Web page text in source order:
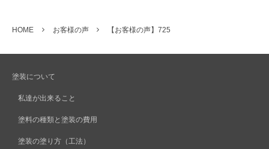
HOME お客様の声 【お客様の声】725
塗装について
私達が出来ること
塗料の種類と塗装の費用
塗装の塗り方（工法）